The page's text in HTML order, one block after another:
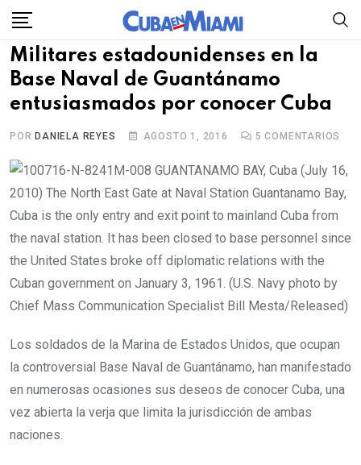
Skip
content
Militares estadounidenses en la
Base Naval de Guantánamo
entusiasmados por conocer Cuba
POR DANIELA REYES AGOSTO 1, 2016 5 COMENTARIOS
Los soldados de la Marina de Estados Unidos, que ocupan
la controversial Base Naval de Guantánamo, han manifestado
en numerosas ocasiones sus deseos de conocer Cuba, una
vez abierta la verja que limita la jurisdicción de ambas
naciones.